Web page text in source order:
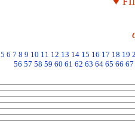
5 6 7 8 9 10 11 12 13 14 15 16 17 18 19
56 57 58 59 60 61 62 63 64 65 66 67